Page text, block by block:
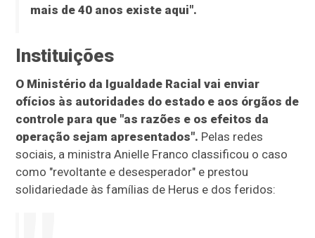
mais de 40 anos existe aqui".
Instituições
O Ministério da Igualdade Racial vai enviar
ofícios às autoridades do estado e aos órgãos de
controle para que "as razões e os efeitos da
operação sejam apresentados". Pelas redes
sociais, a ministra Anielle Franco classificou o caso
como "revoltante e desesperador" e prestou
solidariedade às famílias de Herus e dos feridos: